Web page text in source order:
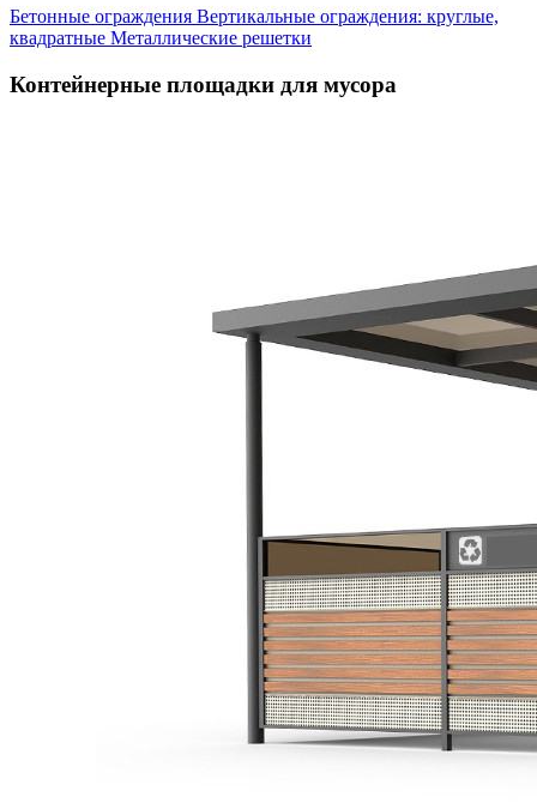
Бетонные ограждения Вертикальные ограждения: круглые,
квадратные Металлические решетки
Контейнерные площадки для мусора